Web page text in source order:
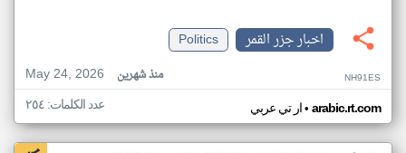
اخبار جزر القمر
Politics
May 24, 2026
منذ شهرين NH91ES
ار تي عربي• arabic.rt.com عدد الكلمات: ٢٥٤